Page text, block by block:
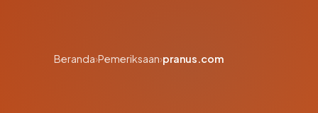
Beranda›Pemeriksaan›pranus.com